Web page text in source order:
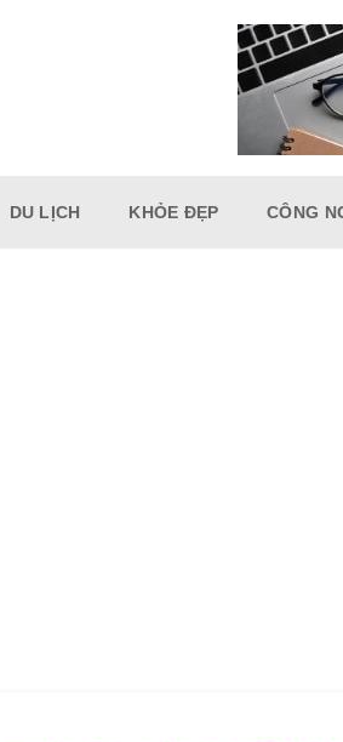
DU LỊCH KHỎE ĐẸP CÔNG